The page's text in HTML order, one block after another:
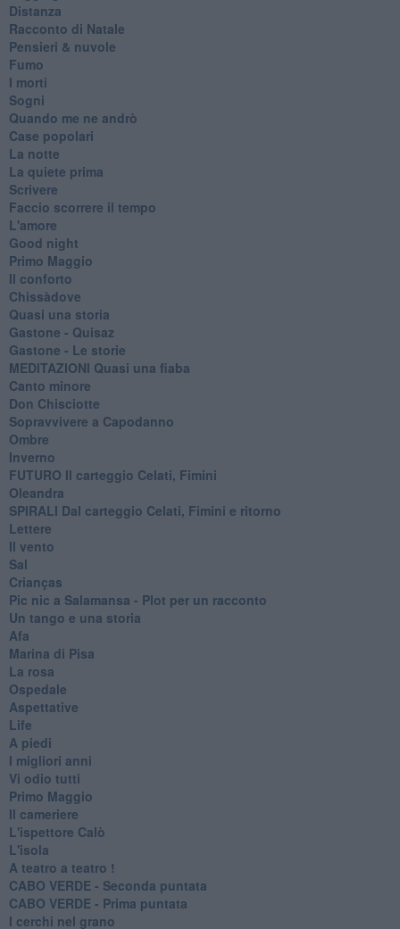
Distanza
Racconto di Natale
Pensieri & nuvole
Fumo
I morti
Sogni
Quando me ne andrò
Case popolari
La notte
La quiete prima
Scrivere
Faccio scorrere il tempo
L'amore
Good night
Primo Maggio
Il conforto
Chissàdove
Quasi una storia
Gastone - Quisaz
Gastone - Le storie
MEDITAZIONI Quasi una fiaba
Canto minore
Don Chisciotte
Sopravvivere a Capodanno
Ombre
Inverno
FUTURO Il carteggio Celati, Fimini
Oleandra
SPIRALI Dal carteggio Celati, Fimini e ritorno
Lettere
Il vento
Sal
Crianças
Pic nic a Salamansa - Plot per un racconto
Un tango e una storia
Afa
Marina di Pisa
La rosa
Ospedale
Aspettative
Life
A piedi
I migliori anni
Vi odio tutti
Primo Maggio
Il cameriere
L'ispettore Calò
L'isola
A teatro a teatro !
CABO VERDE - Seconda puntata
CABO VERDE - Prima puntata
I cerchi nel grano